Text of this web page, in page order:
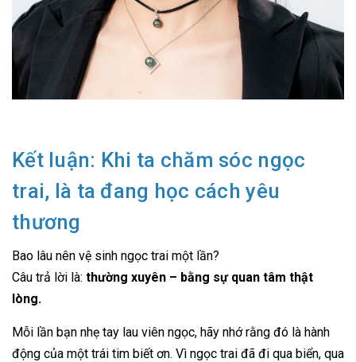
Kết luận: Khi ta chăm sóc ngọc
trai, là ta đang học cách yêu
thương
Bao lâu nên vệ sinh ngọc trai một lần?
Câu trả lời là: thường xuyên – bằng sự quan tâm thật
lòng.
Mỗi lần bạn nhẹ tay lau viên ngọc, hãy nhớ rằng đó là hành
động của một trái tim biết ơn. Vì ngọc trai đã đi qua biển, qua